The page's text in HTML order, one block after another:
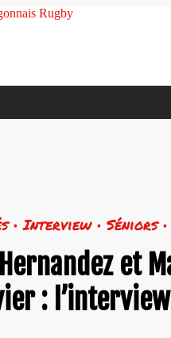
• Interview • Séniors
et
: